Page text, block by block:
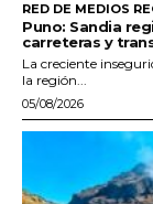
RED DE MEDIOS
Puno: Sandia
carreteras y
La creciente
la región...
05/08/2026